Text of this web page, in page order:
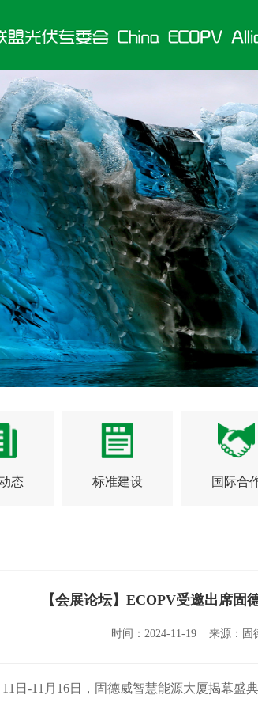
态 标准建设 国际合
【会展论坛】ECOPV受邀出席
时间：2024-11-19 来源：
-11月16日，固德威智慧能源大厦揭幕盛典